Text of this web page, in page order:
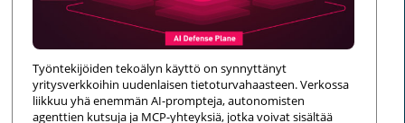
Työntekijöiden tekoälyn käyttö on synnyttänyt
yritysverkkoihin uudenlaisen tietoturvahaasteen. Verkossa
liikkuu yhä enemmän AI-prompteja, autonomisten
agenttien kutsuja ja MCP-yhteyksiä, jotka voivat sisältää